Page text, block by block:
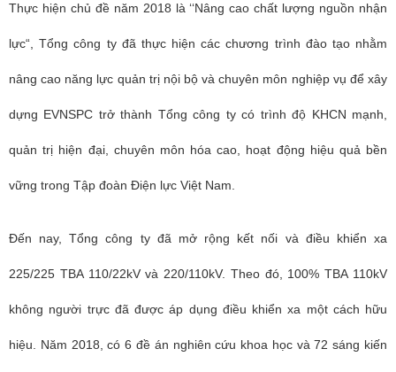
Thực hiện chủ đề năm 2018 là ‘‘Nâng cao chất lượng nguồn nhận
lực“, Tổng công ty đã thực hiện các chương trình đào tạo nhằm
nâng cao năng lực quản trị nội bộ và chuyên môn nghiệp vụ để xây
dựng EVNSPC trở thành Tổng công ty có trình độ KHCN mạnh,
quản trị hiện đại, chuyên môn hóa cao, hoạt động hiệu quả bền
vững trong Tập đoàn Điện lực Việt Nam.
Đến nay, Tổng công ty đã mở rộng kết nối và điều khiển xa
225/225 TBA 110/22kV và 220/110kV. Theo đó, 100% TBA 110kV
không người trực đã được áp dụng điều khiển xa một cách hữu
hiệu. Năm 2018, có 6 đề án nghiên cứu khoa học và 72 sáng kiến